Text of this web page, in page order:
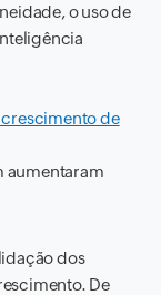
o uso de
de
aumentaram
dos
De